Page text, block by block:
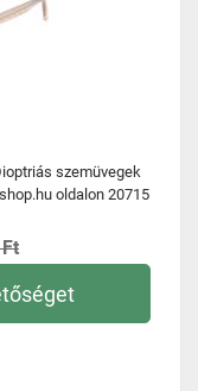
szemüvegek
oldalon 20715